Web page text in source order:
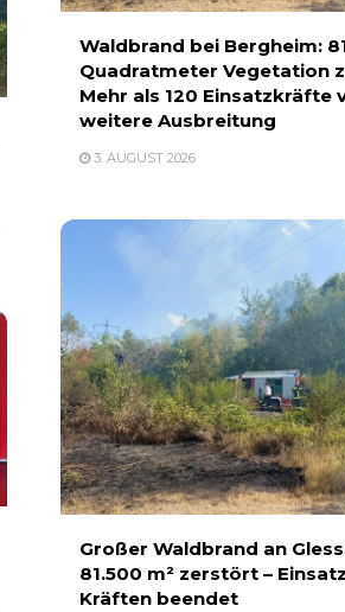
Waldbrand bei Bergheim:
Quadratmeter Vegetation
Mehr als 120 Einsatzkräfte
weitere Ausbreitung
3. AUGUST 2026
Großer Waldbrand an
81.500 m² zerstört –
Kräften beendet